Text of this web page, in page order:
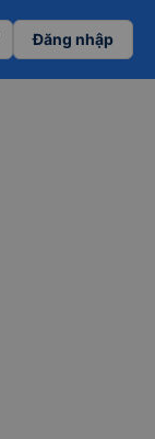
Đăng nhập